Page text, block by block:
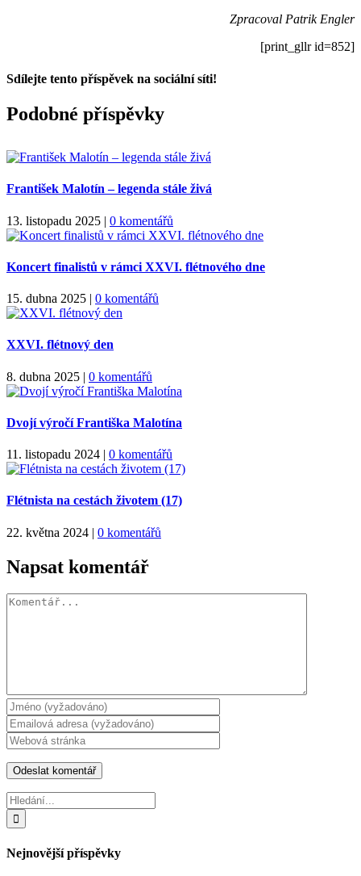
Zpracoval Patrik Engler
[print_gllr id=852]
Sdílejte tento příspěvek na sociální síti!
Facebook
X
WhatsApp
Podobné příspěvky
František Malotín – legenda stále živá
13. listopadu 2025 | 0 komentářů
Koncert finalistů v rámci XXVI. flétnového dne
15. dubna 2025 | 0 komentářů
XXVI. flétnový den
8. dubna 2025 | 0 komentářů
Dvojí výročí Františka Malotína
11. listopadu 2024 | 0 komentářů
Flétnista na cestách životem (17)
22. května 2024 | 0 komentářů
Napsat komentář
Komentář
Hledat:
Nejnovější příspěvky